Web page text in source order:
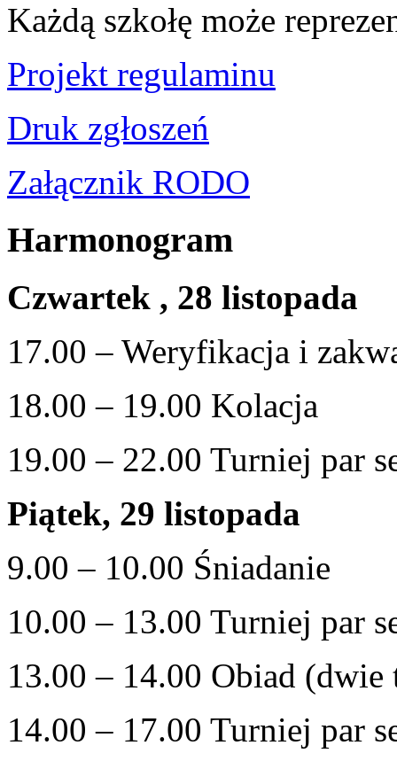
Każdą szkołę może
Projekt regulaminu
Druk zgłoszeń
Załącznik RODO
Harmonogram
Czwartek , 28 listopada
17.00 – Weryfikacja i
18.00 – 19.00 Kolacja
19.00 – 22.00 Turniej par
Piątek, 29 listopada
9.00 – 10.00 Śniadanie
10.00 – 13.00 Turniej par
13.00 – 14.00 Obiad
14.00 – 17.00 Turniej par